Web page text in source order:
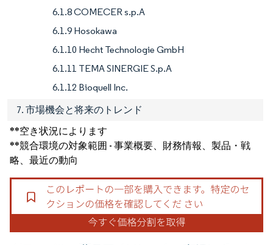
6.1.8 COMECER s.p.A
6.1.9 Hosokawa
6.1.10 Hecht Technologie GmbH
6.1.11 TEMA SINERGIE S.p.A
6.1.12 Bioquell Inc.
7. 市場機会と将来のトレンド
**空き状況によります
**競合環境の対象範囲 - 事業概要、財務情報、製品・戦
略、最近の動向